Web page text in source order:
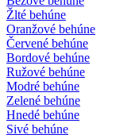
Žlté behúne
Oranžové behúne
Červené behúne
Bordové behúne
Ružové behúne
Modré behúne
Zelené behúne
Hnedé behúne
Sivé behúne